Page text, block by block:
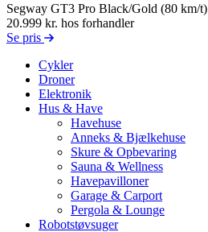
Segway GT3 Pro Black/Gold (80 km/t)
20.999 kr. hos forhandler
Se pris
Cykler
Droner
Elektronik
Hus & Have
Havehuse
Anneks & Bjælkehuse
Skure & Opbevaring
Sauna & Wellness
Havepavilloner
Garage & Carport
Pergola & Lounge
Robotstøvsuger